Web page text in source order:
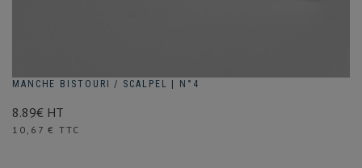
MANCHE BISTOURI / SCALPEL | N°4
8.89€ HT
Prix
10,67 € TTC